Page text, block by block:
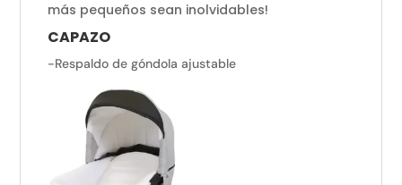
más pequeños sean inolvidables!
CAPAZO
-Respaldo de góndola ajustable